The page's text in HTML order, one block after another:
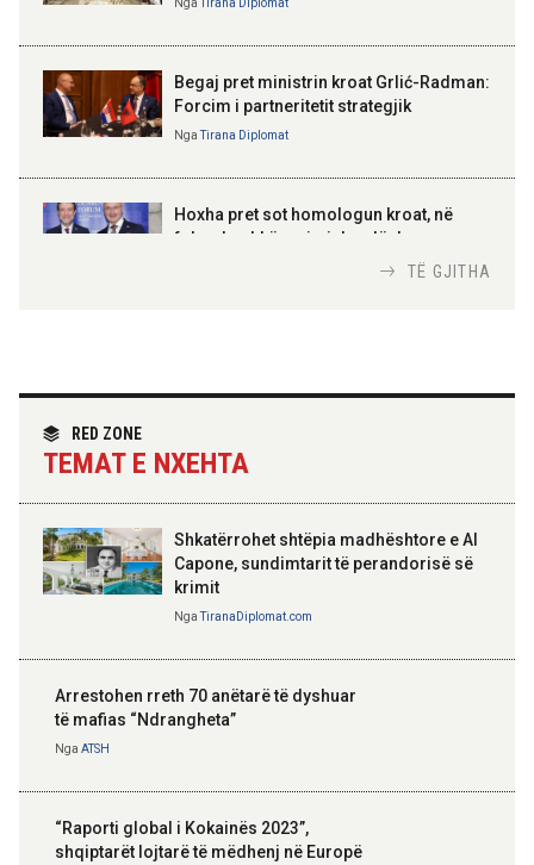
Kosovë!
100-vjetori i themelimit të
Urdhrit të Skënderbeut
NgaTirana Diplomat
Begaj pret ministrin kroat Grlić-Radman:
Forcim i partneritetit strategjik
NgaTirana Diplomat
Hoxha pret sot homologun kroat, në
fokus bashkëpunimi dypalësh
partneritetit strategjik
TË GJITHA
RED ZONE
TEMAT E NXEHTA
Shkatërrohet shtëpia madhështore e Al
Capone, sundimtarit të perandorisë së
krimit
NgaTiranaDiplomat.com
Arrestohen rreth 70 anëtarë të dyshuar
të mafias “Ndrangheta”
Nga ATSH
“Raporti global i Kokainës 2023”,
shqiptarët lojtarë të mëdhenj në Europë